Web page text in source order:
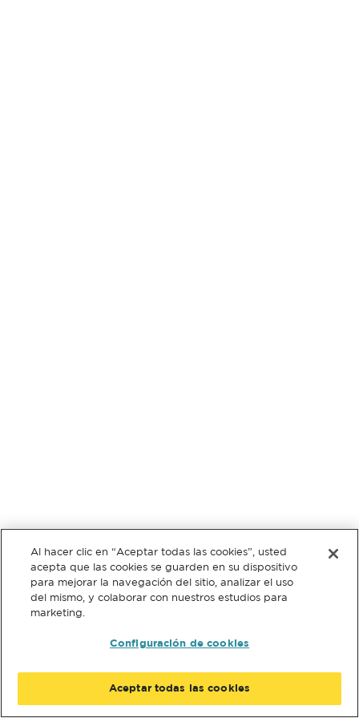
Al hacer clic en “Aceptar todas las cookies”, usted
acepta que las cookies se guarden en su dispositivo
para mejorar la navegación del sitio, analizar el uso
del mismo, y colaborar con nuestros estudios para
marketing.
Configuración de cookies
Aceptar todas las cookies